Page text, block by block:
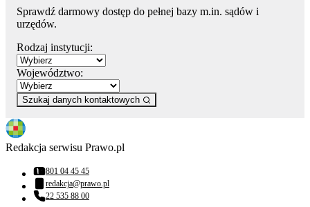
Sprawdź darmowy dostęp do pełnej bazy m.in. sądów i
urzędów.
Rodzaj instytucji:
Województwo:
Szukaj danych kontaktowych
Redakcja serwisu Prawo.pl
Numer telefonu:
801 04 45 45
Adres email:
redakcja@prawo.pl
Numer telefonu:
22 535 88 00